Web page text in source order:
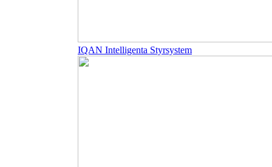
IQAN Intelligenta Styrsystem